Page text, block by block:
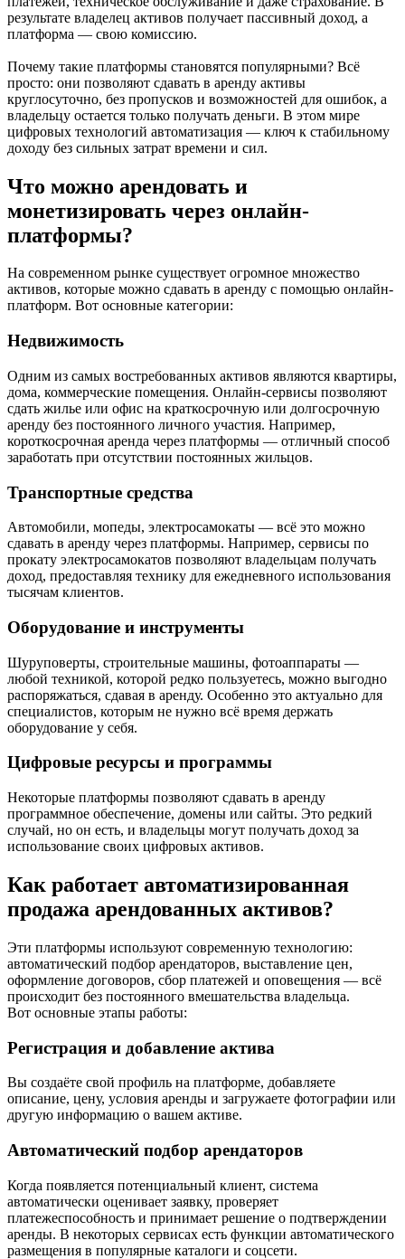
результате владелец активов получает пассивный доход, а
платформа — свою комиссию.
Почему такие платформы становятся популярными? Всё
просто: они позволяют сдавать в аренду активы
круглосуточно, без пропусков и возможностей для ошибок, а
владельцу остается только получать деньги. В этом мире
цифровых технологий автоматизация — ключ к стабильному
доходу без сильных затрат времени и сил.
Что можно арендовать и
монетизировать через онлайн-
платформы?
На современном рынке существует огромное множество
активов, которые можно сдавать в аренду с помощью онлайн-
платформ. Вот основные категории:
Недвижимость
Одним из самых востребованных активов являются квартиры,
дома, коммерческие помещения. Онлайн-сервисы позволяют
сдать жилье или офис на краткосрочную или долгосрочную
аренду без постоянного личного участия. Например,
короткосрочная аренда через платформы — отличный способ
заработать при отсутствии постоянных жильцов.
Транспортные средства
Автомобили, мопеды, электросамокаты — всё это можно
сдавать в аренду через платформы. Например, сервисы по
прокату электросамокатов позволяют владельцам получать
доход, предоставляя технику для ежедневного использования
тысячам клиентов.
Оборудование и инструменты
Шуруповерты, строительные машины, фотоаппараты —
любой техникой, которой редко пользуетесь, можно выгодно
распоряжаться, сдавая в аренду. Особенно это актуально для
специалистов, которым не нужно всё время держать
оборудование у себя.
Цифровые ресурсы и программы
Некоторые платформы позволяют сдавать в аренду
программное обеспечение, домены или сайты. Это редкий
случай, но он есть, и владельцы могут получать доход за
использование своих цифровых активов.
Как работает автоматизированная
продажа арендованных активов?
Эти платформы используют современную технологию:
автоматический подбор арендаторов, выставление цен,
оформление договоров, сбор платежей и оповещения — всё
происходит без постоянного вмешательства владельца.
Вот основные этапы работы:
Регистрация и добавление актива
Вы создаёте свой профиль на платформе, добавляете
описание, цену, условия аренды и загружаете фотографии или
другую информацию о вашем активе.
Автоматический подбор арендаторов
Когда появляется потенциальный клиент, система
автоматически оценивает заявку, проверяет
платежеспособность и принимает решение о подтверждении
аренды. В некоторых сервисах есть функции автоматического
размещения в популярные каталоги и соцсети.